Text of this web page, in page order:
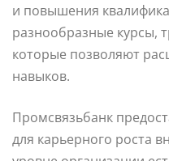
и повышения
разнообразные курсы,
которые позволяют
навыков.
Промсвязьбанк
для карьерного роста